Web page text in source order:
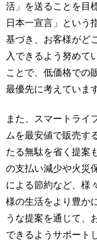
活」を送ることを目
日本一宣言」という
基づき、お客様がど
入できるよう努めて
ことで、低価格での
最優先に考えていま
また、スマートライ
ムを最安値で販売す
たる無駄を省く提案
の支払い減少や火災
による節約など、様
様の生活をより豊か
うな提案を通じて、
できるようサポート